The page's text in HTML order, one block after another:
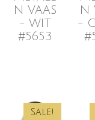
N VAAS
- WIT
#5653
N
-
Sale!